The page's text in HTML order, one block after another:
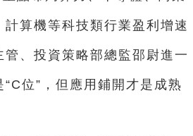
算機等科技類行業盈利增速
、投資策略部總監邵尉進一
位”，但應用鋪開才是成熟